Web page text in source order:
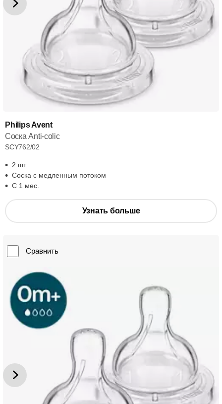
Philips Avent
Соска Anti-colic
SCY762/02
2 шт.
Соска с медленным потоком
С 1 мес.
Узнать больше
Сравнить